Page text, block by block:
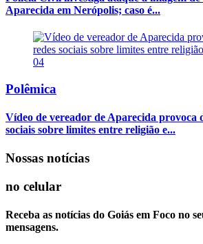
Aparecida em Nerópolis; caso é...
04
Polêmica
Vídeo de vereador de Aparecida provoca
sociais sobre limites entre religião e...
Nossas notícias
no celular
Receba as notícias do Goiás em Foco no
mensagens.